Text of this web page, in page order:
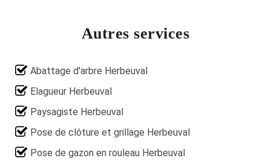
Autres services
Abattage d'arbre Herbeuval
Elagueur Herbeuval
Paysagiste Herbeuval
Pose de clôture et grillage Herbeuval
Pose de gazon en rouleau Herbeuval